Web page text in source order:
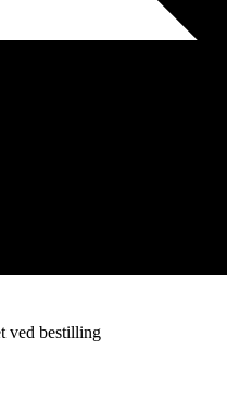
ved bestilling